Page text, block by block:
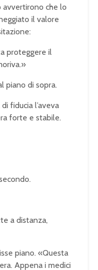
avvertirono che lo
il valore
proteggere il
piano di sopra.
fiducia l’aveva
forte e stabile.
a distanza,
piano. «Questa
Appena i medici